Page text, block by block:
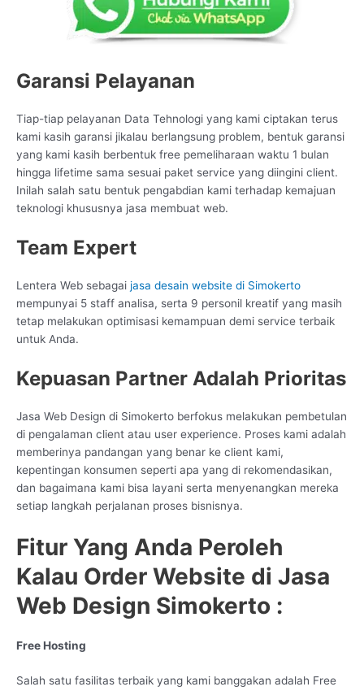
Garansi Pelayanan
Tiap-tiap pelayanan Data Tehnologi yang kami ciptakan terus
kami kasih garansi jikalau berlangsung problem, bentuk garansi
yang kami kasih berbentuk free pemeliharaan waktu 1 bulan
hingga lifetime sama sesuai paket service yang diingini client.
Inilah salah satu bentuk pengabdian kami terhadap kemajuan
teknologi khususnya jasa membuat web.
Team Expert
Lentera Web sebagai jasa desain website di Simokerto
mempunyai 5 staff analisa, serta 9 personil kreatif yang masih
tetap melakukan optimisasi kemampuan demi service terbaik
untuk Anda.
Kepuasan Partner Adalah Prioritas
Jasa Web Design di Simokerto berfokus melakukan pembetulan
di pengalaman client atau user experience. Proses kami adalah
memberinya pandangan yang benar ke client kami,
kepentingan konsumen seperti apa yang di rekomendasikan,
dan bagaimana kami bisa layani serta menyenangkan mereka
setiap langkah perjalanan proses bisnisnya.
Fitur Yang Anda Peroleh
Kalau Order Website di Jasa
Web Design Simokerto :
Free Hosting
Salah satu fasilitas terbaik yang kami banggakan adalah Free